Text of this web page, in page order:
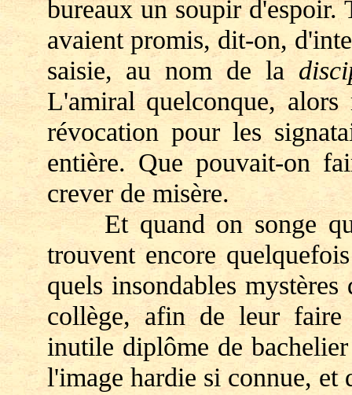
bureaux un soupir d'espoir.
avaient promis, dit-on,
saisie, au nom de la
L'amiral quelconque,
révocation pour les
entière. Que pouvait-on
crever de misère.
Et quand on songe que
trouvent encore
quels insondables
collège, afin de leur
inutile diplôme de
l'image hardie si connue,